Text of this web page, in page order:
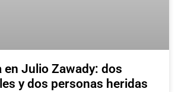
en Julio Zawady: dos
y dos personas heridas